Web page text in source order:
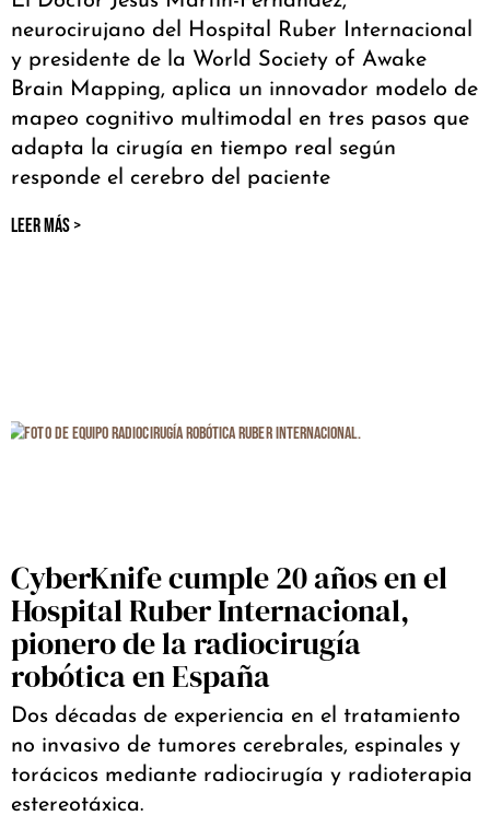
neurocirujano del Hospital Ruber Internacional
y presidente de la World Society of Awake
Brain Mapping, aplica un innovador modelo de
mapeo cognitivo multimodal en tres pasos que
adapta la cirugía en tiempo real según
responde el cerebro del paciente
LEER MÁS >
CyberKnife cumple 20 años en el
Hospital Ruber Internacional,
pionero de la radiocirugía
robótica en España
Dos décadas de experiencia en el tratamiento
no invasivo de tumores cerebrales, espinales y
torácicos mediante radiocirugía y radioterapia
estereotáxica.